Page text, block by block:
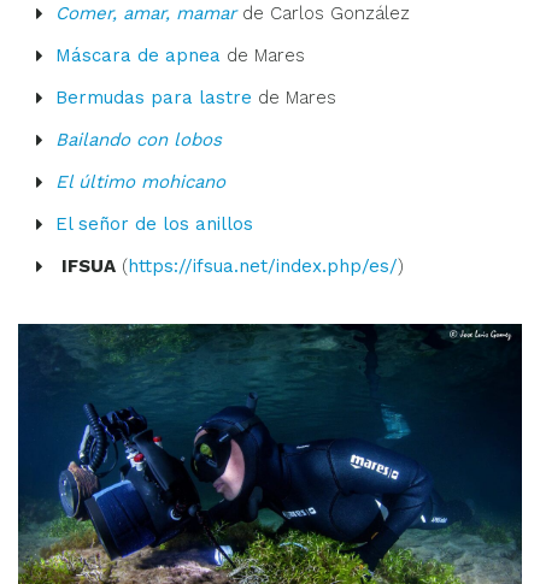
Comer, amar, mamarde Carlos González
Máscara de apnea de Mares
Bermudas para lastre de Mares
Bailando con lobos
El último mohicano
El señor de los anillos
IFSUA (https://ifsua.net/index.php/es/)